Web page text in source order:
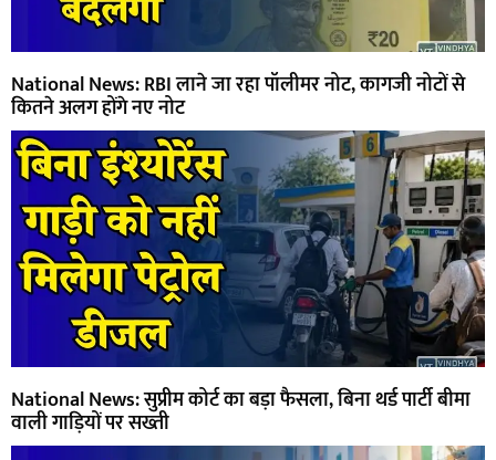
National News: RBI लाने जा रहा पॉलीमर नोट, कागजी नोटों से
कितने अलग होंगे नए नोट
National News: सुप्रीम कोर्ट का बड़ा फैसला, बिना थर्ड पार्टी बीमा
वाली गाड़ियों पर सख्ती